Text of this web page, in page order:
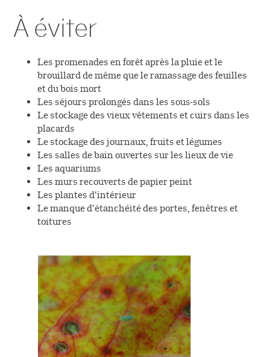
À éviter
Les promenades en forêt après la pluie et le
brouillard de même que le ramassage des feuilles
et du bois mort
Les séjours prolongés dans les sous-sols
Le stockage des vieux vêtements et cuirs dans les
placards
Le stockage des journaux, fruits et légumes
Les salles de bain ouvertes sur les lieux de vie
Les aquariums
Les murs recouverts de papier peint
Les plantes d’intérieur
Le manque d’étanchéité des portes, fenêtres et
toitures